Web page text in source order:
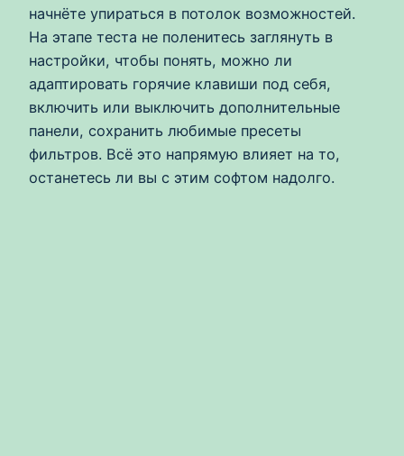
начнёте упираться в потолок возможностей.
На этапе теста не поленитесь заглянуть в
настройки, чтобы понять, можно ли
адаптировать горячие клавиши под себя,
включить или выключить дополнительные
панели, сохранить любимые пресеты
фильтров. Всё это напрямую влияет на то,
останетесь ли вы с этим софтом надолго.